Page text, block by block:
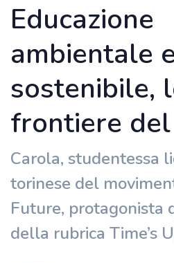
Educazione
ambientale
sostenibile,
frontiere
Carola, studentessa
torinese del
Future, protagonista
della rubrica Time’s